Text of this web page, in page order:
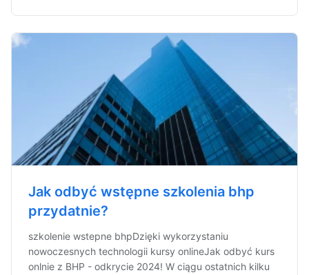
Jak odbyć wstępne szkolenia bhp
przydatnie?
szkolenie wstepne bhpDzięki wykorzystaniu
nowoczesnych technologii kursy onlineJak odbyć kurs
onlnie z BHP - odkrycie 2024! W ciągu ostatnich kilku